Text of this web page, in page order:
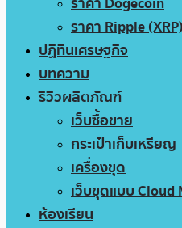
ราคา Ripple
ปฏิทินเศรษฐกิจ
บทความ
รีวิวผลิตภัณฑ์
เว็บซื้อขาย
กระเป๋าเก็บเหรียญ
เครื่องขุด
เว็บขุดแบบ Cloud
ห้องเรียน